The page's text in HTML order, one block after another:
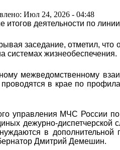
Июл 24, 2026 - 04:48
итогов деятельности по
заседание, отметил,
системах жизнеобеспечения.
межведомственному
в крае по
управления МЧС России
дежурно-
в
Дмитрий Демешин.